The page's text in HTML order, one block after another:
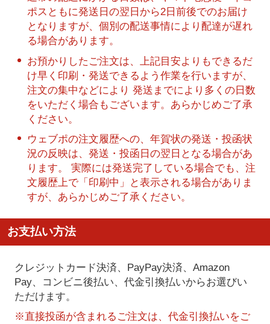
ポスともに発送日の翌日から2日前後でのお届け
となりますが、個別の配送事情により配達が遅れ
る場合があります。
お預かりしたご注文は、上記目安よりもできるだ
け早く印刷・発送できるよう作業を行いますが、
注文の集中などにより 発送までにより多くの日数
をいただく場合もございます。あらかじめご了承
ください。
ウェブポの注文履歴への、年賀状の発送・投函状
況の反映は、発送・投函日の翌日となる場合があ
ります。 実際には発送完了している場合でも、注
文履歴上で「印刷中」と表示される場合がありま
すが、あらかじめご了承ください。
お支払い方法
クレジットカード決済、PayPay決済、Amazon
Pay、コンビニ後払い、代金引換払いからお選びい
ただけます。
※直接投函が含まれるご注文は、代金引換払いをご